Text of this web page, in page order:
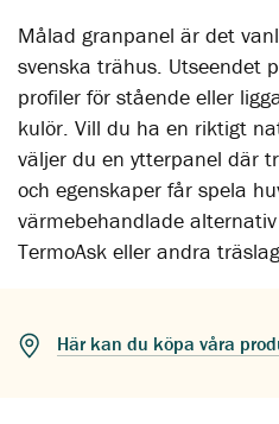
Målad granpanel är det
svenska trähus. Utseendet
profiler för stående eller
kulör. Vill du ha en riktigt
väljer du en ytterpanel där
och egenskaper får spela
värmebehandlade
TermoAsk eller andra
Här kan du köpa våra